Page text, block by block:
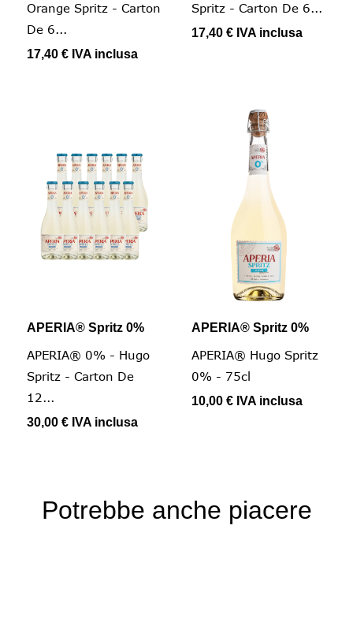
Orange Spritz - Carton
De 6...
17,40 € IVA inclusa
Spritz - Carton De 6...
17,40 € IVA inclusa
APERIA® Spritz 0%
APERIA® 0% - Hugo
Spritz - Carton De
12...
30,00 € IVA inclusa
APERIA® Spritz 0%
APERIA® Hugo Spritz
0% - 75cl
10,00 € IVA inclusa
Potrebbe anche piacere